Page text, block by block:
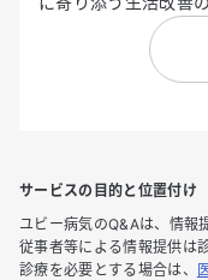
サービスの目的と位置付け
ユビー病気のQ&Aは、情報
従事者等による情報提供は
診療を必要とする場合は、